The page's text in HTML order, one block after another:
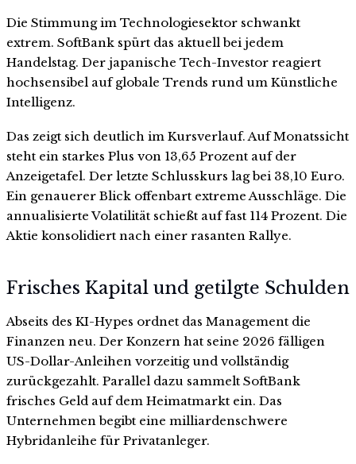
Die Stimmung im Technologiesektor schwankt
extrem. SoftBank spürt das aktuell bei jedem
Handelstag. Der japanische Tech-Investor reagiert
hochsensibel auf globale Trends rund um Künstliche
Intelligenz.
Das zeigt sich deutlich im Kursverlauf. Auf Monatssicht
steht ein starkes Plus von 13,65 Prozent auf der
Anzeigetafel. Der letzte Schlusskurs lag bei 38,10 Euro.
Ein genauerer Blick offenbart extreme Ausschläge. Die
annualisierte Volatilität schießt auf fast 114 Prozent. Die
Aktie konsolidiert nach einer rasanten Rallye.
Frisches Kapital und getilgte Schulden
Abseits des KI-Hypes ordnet das Management die
Finanzen neu. Der Konzern hat seine 2026 fälligen
US-Dollar-Anleihen vorzeitig und vollständig
zurückgezahlt. Parallel dazu sammelt SoftBank
frisches Geld auf dem Heimatmarkt ein. Das
Unternehmen begibt eine milliardenschwere
Hybridanleihe für Privatanleger.